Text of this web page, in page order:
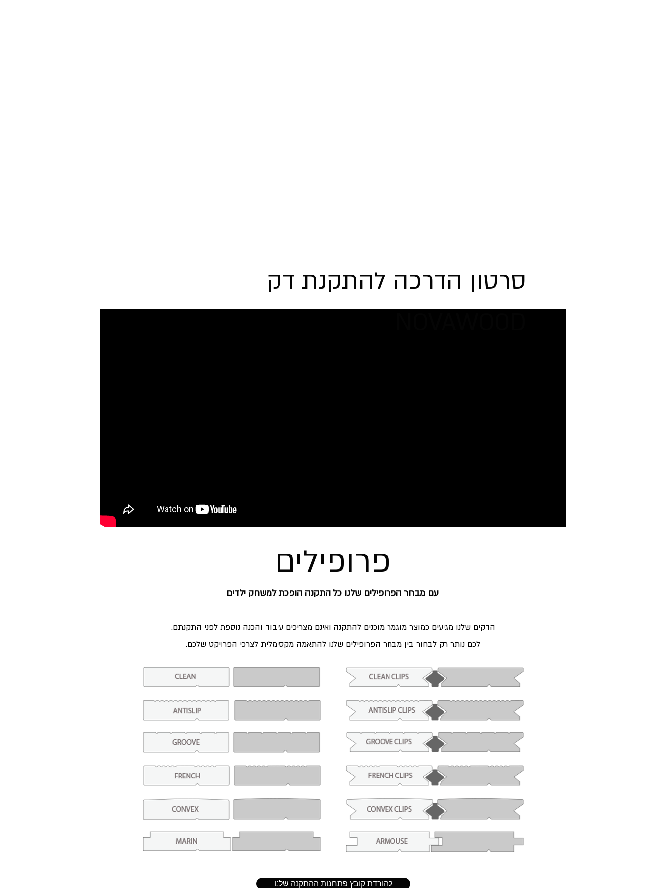
סרטון הדרכה להתקנת דק
פרופילים
עם מבחר הפרופילים שלנו כל התקנה הופכת למשחק ילדים
הדקים שלנו מגיעים כמוצר מוגמר מוכנים להתקנה ואינם מצריכים עיבוד והכנה נוספת לפני התקנתם.
לכם נותר רק לבחור בין מבחר הפרופילים שלנו להתאמה מקסימלית לצרכי הפרויקט שלכם.
להורדת קובץ פתרונות ההתקנה שלנו